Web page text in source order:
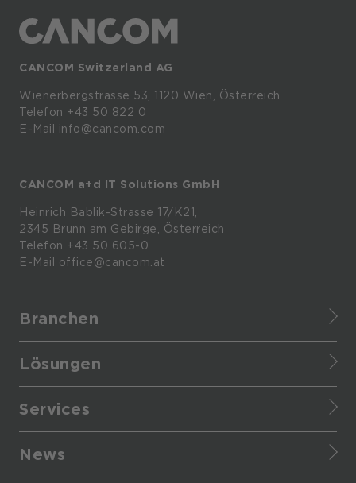
CANCOM Switzerland AG
Wienerbergstrasse 53, 1120 Wien, Österreich
Telefon +43 50 822 0
E-Mail info@cancom.com
CANCOM a+d IT Solutions GmbH
Heinrich Bablik-Strasse 17/K21,
2345 Brunn am Gebirge, Österreich
Telefon +43 50 605-0
E-Mail office@cancom.at
Branchen
Healthcare
Lösungen
CANCOM Produkte
Services
Infrastructure as a service
News